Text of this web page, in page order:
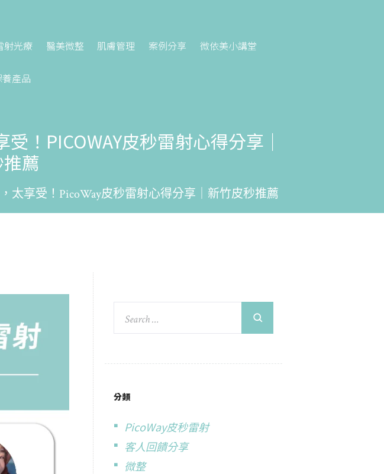
射光療 醫美微整 肌膚管理 案例分享 微依美小講堂
產品
！PICOWAY皮秒雷射心得分享｜
薦
太享受！PicoWay皮秒雷射心得分享｜新竹皮秒推薦
分類
PicoWay皮秒雷射
客人回饋分享
微整